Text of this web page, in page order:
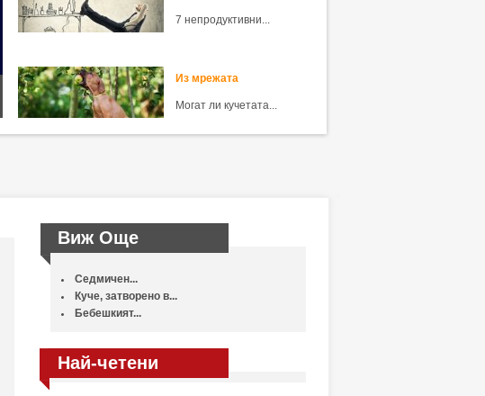
7 непродуктивни...
Из мрежата
Могат ли кучетата...
Виж Още
Седмичен...
Куче, затворено в...
Бебешкият...
Най-четени